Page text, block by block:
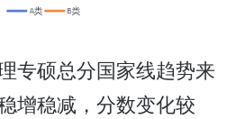
专硕总分国家线趋势来
增稳减，分数变化较